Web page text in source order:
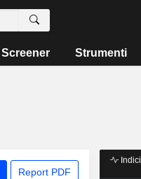
Screener Strumenti
Report PDF
Indici